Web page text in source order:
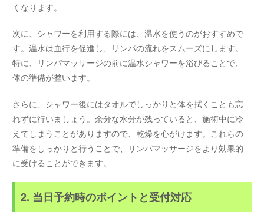
くなります。
次に、シャワーを利用する際には、温水を使うのがおすすめで
す。温水は血行を促進し、リンパの流れをスムーズにします。
特に、リンパマッサージの前に温水シャワーを浴びることで、
体の準備が整います。
さらに、シャワー後にはタオルでしっかりと体を拭くことも忘
れずに行いましょう。余分な水分が残っていると、施術中に冷
えてしまうことがありますので、乾燥を心がけます。これらの
準備をしっかりと行うことで、リンパマッサージをより効果的
に受けることができます。
2. 当日予約時のポイントと受付対応